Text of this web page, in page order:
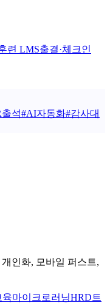
련 LMS출결·체크인
석#AI자동화#감사대
인화, 모바일 퍼스트,
육마이크로러닝HRD트